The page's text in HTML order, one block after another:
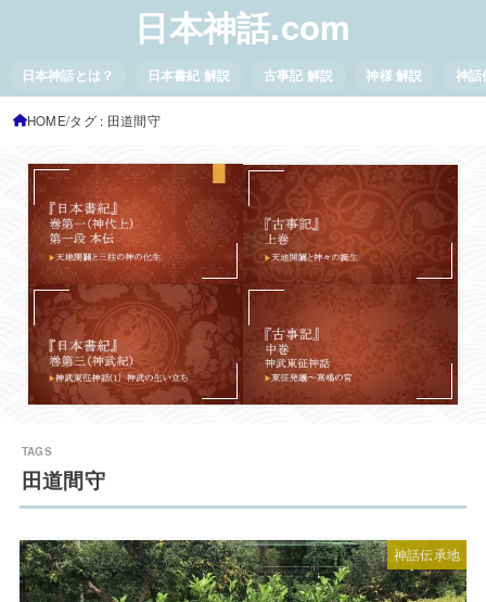
日本神話.com
日本神話とは？ 日本書紀 解説 古事記 解説 神様 解説 神話
HOME タグ : 田道間守
田道間守
神話伝承地